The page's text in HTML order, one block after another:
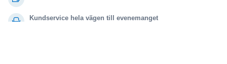
Kundservice hela vägen till evenemanget